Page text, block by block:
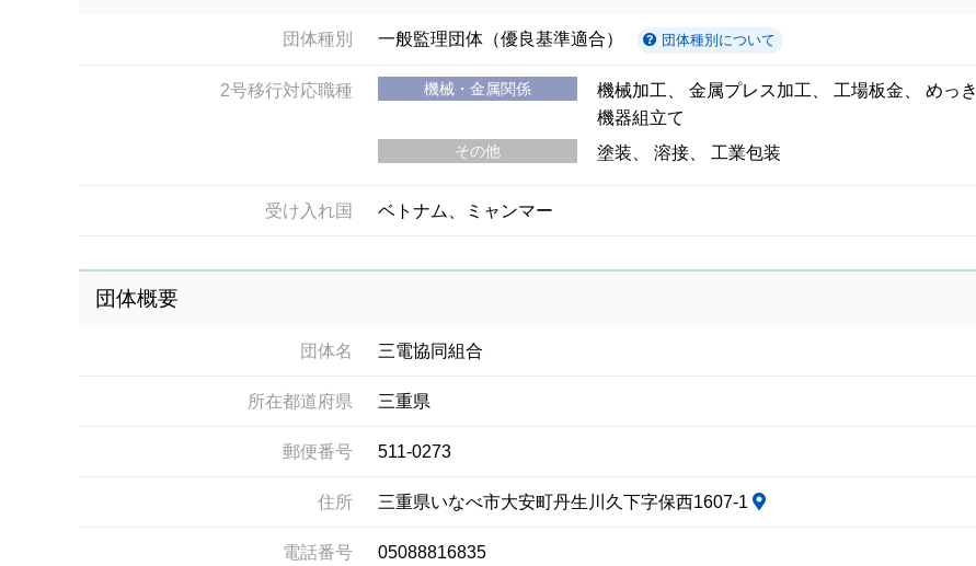
団体種別 一般監理団体（優良基準適合） 団体種別について
2号移行対応職種 機械・金属関係 機械加工 金属プレス加工 工場板金 めっき
機器組立て
その他 塗装 溶接 工業包装
受け入れ国 ベトナム、ミャンマー
団体概要
団体名 三電協同組合
所在都道府県 三重県
郵便番号 511-0273
住所 三重県いなべ市大安町丹生川久下字保西1607-1
電話番号 05088816835